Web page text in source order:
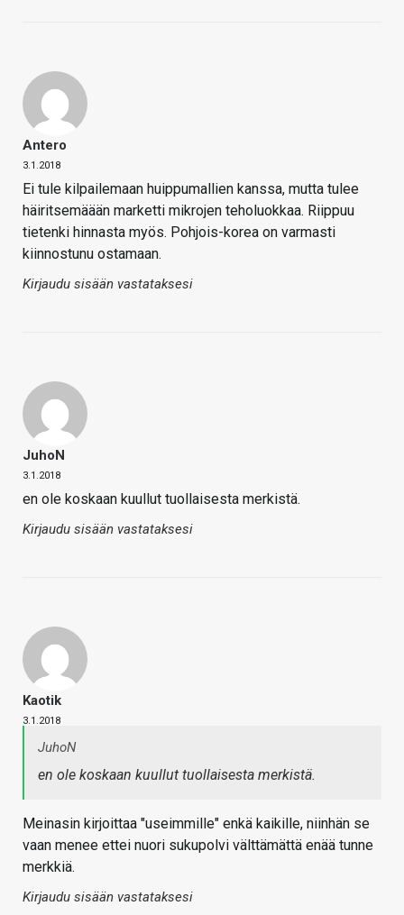
Antero
3.1.2018
Ei tule kilpailemaan huippumallien kanssa, mutta tulee
häiritsemäään marketti mikrojen teholuokkaa. Riippuu
tietenki hinnasta myös. Pohjois-korea on varmasti
kiinnostunu ostamaan.
Kirjaudu sisään vastataksesi
JuhoN
3.1.2018
en ole koskaan kuullut tuollaisesta merkistä.
Kirjaudu sisään vastataksesi
Kaotik
3.1.2018
JuhoN
en ole koskaan kuullut tuollaisesta merkistä.
Meinasin kirjoittaa "useimmille" enkä kaikille, niinhän se
vaan menee ettei nuori sukupolvi välttämättä enää tunne
merkkiä.
Kirjaudu sisään vastataksesi